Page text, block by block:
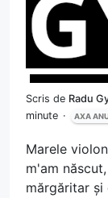
Scris de Radu
minute
AXA
Marele
m'am
mărgăritar